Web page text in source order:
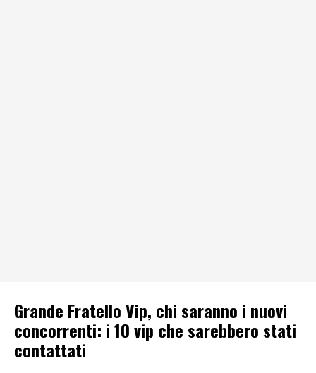
Grande Fratello Vip, chi saranno i nuovi
concorrenti: i 10 vip che sarebbero stati
contattati